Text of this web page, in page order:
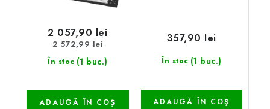
În stoc (1 buc.)
2 057,90 lei
2 572,99 lei
ADAUGĂ ÎN COŞ
În stoc (1 buc.)
357,90 lei
ADAUGĂ ÎN COŞ